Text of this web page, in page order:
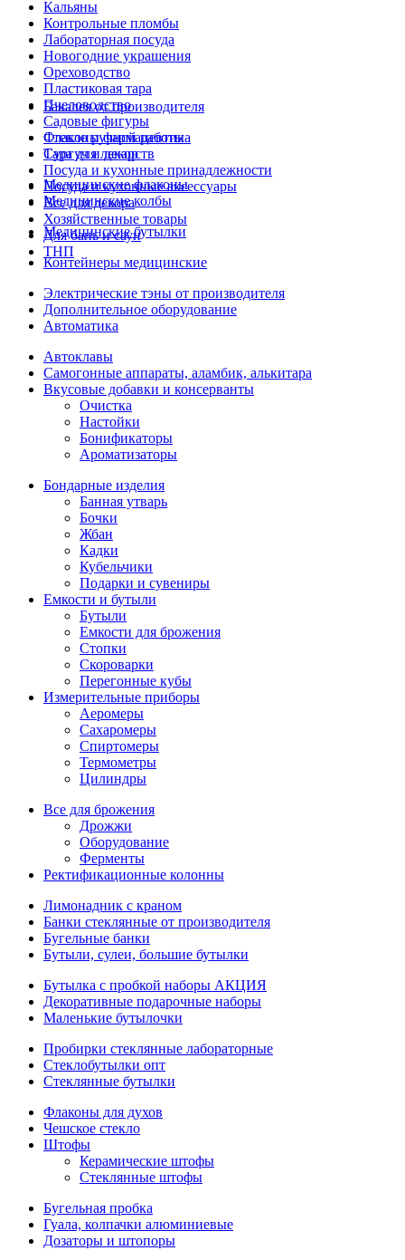
Кальяны
Контрольные пломбы
Лабораторная посуда
Новогодние украшения
Ореховодство
Пластиковая тара
Пчеловодство
Садовые фигуры
Стекло ручной работы
Сургуч и декор
Посуда и кухонные принадлежности
Посуда и кухонные аксессуары
Все для декора
Хозяйственные товары
Для бань и саун
ТНП
Бакалея от производителя
Флаконы фармацевтика
Тара для лекарств
Медицинские флаконы
Медицинские колбы
Медицинские бутылки
Контейнеры медицинские
Электрические тэны от производителя
Дополнительное оборудование
Автоматика
Автоклавы
Самогонные аппараты, аламбик, алькитара
Вкусовые добавки и консерванты
Очистка
Настойки
Бонификаторы
Ароматизаторы
Бондарные изделия
Банная утварь
Бочки
Жбан
Кадки
Кубельчики
Подарки и сувениры
Емкости и бутыли
Бутыли
Емкости для брожения
Стопки
Скороварки
Перегонные кубы
Измерительные приборы
Аеромеры
Сахаромеры
Спиртомеры
Термометры
Цилиндры
Все для брожения
Дрожжи
Оборудование
Ферменты
Ректификационные колонны
Лимонадник с краном
Банки стеклянные от производителя
Бугельные банки
Бутыли, сулеи, большие бутылки
Бутылка с пробкой наборы АКЦИЯ
Декоративные подарочные наборы
Маленькие бутылочки
Пробирки стеклянные лабораторные
Стеклобутылки опт
Стеклянные бутылки
Флаконы для духов
Чешское стекло
Штофы
Керамические штофы
Стеклянные штофы
Бугельная пробка
Гуала, колпачки алюминиевые
Дозаторы и штопоры